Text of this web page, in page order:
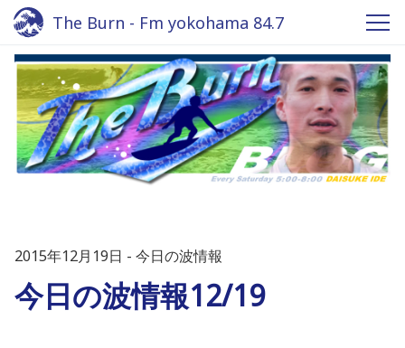
The Burn - Fm yokohama 84.7
2015年12月19日 今日の波情報
今日の波情報12/19